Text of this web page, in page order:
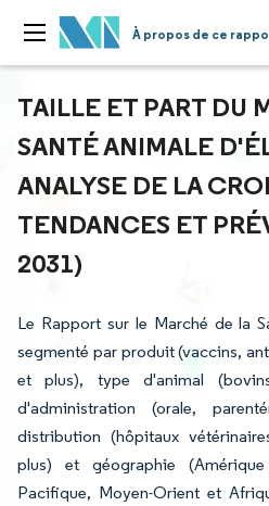
À propos de ce
TAILLE ET PART DU
SANTÉ ANIMALE
ANALYSE DE LA
TENDANCES ET
2031)
Le Rapport sur le Marché de la
segmenté par produit (vaccins,
et plus), type d'animal
d'administration (orale,
distribution (hôpitaux
plus) et géographie
Pacifique, Moyen-Orient et